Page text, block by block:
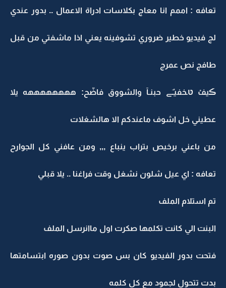
تعافه : اممم انا معاج بكلاسات ادراة الاعمال .. بدور عندي
لج فيديو خطير ضروري تشوفينه يعني اذا ماشفتي من قبل
طافج نص عمرج
ڪيفْ טּـخفيـٌﮯ حبنـآ والشووق فاضّح: ههههههههه يلا
عطيني خل اشوف ماعندكم الا هالشغلات
من باعني برخيص بتراب ينباع ,,, ومن عافني كل الجوارح
تعافه : اي عيل شلون نشغل وقت فراغنا .. يلا قبلي
تم استلام الملف
البنت الي كانت تكلمها صكرت اول ماانرسل الملف
فتحت بدور الفيديو كان بس صوت بدون صوره ابتسامتها
بدت تتحول لجمود مع كل كلمه